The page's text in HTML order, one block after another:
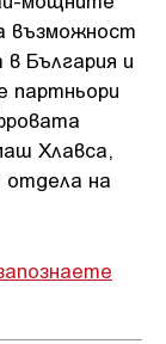
възможност
България и
партньори
Хлавса,
отдела на